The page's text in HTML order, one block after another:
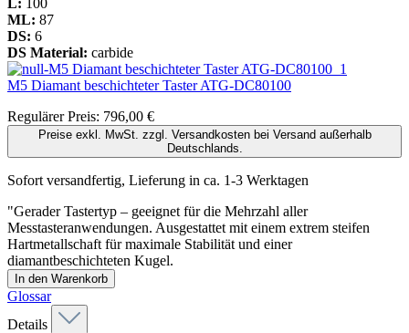
ML: 87
DS: 6
DS Material: carbide
M5 Diamant beschichteter TasterATG-DC80100
Regulärer Preis: 796,00 €
Preise exkl. MwSt. zzgl. Versandkosten bei Versand außerhalb
Deutschlands.
Sofort versandfertig, Lieferung in ca. 1-3 Werktagen
"Gerader Tastertyp – geeignet für die Mehrzahl aller
Messtasteranwendungen. Ausgestattet mit einem extrem steifen
Hartmetallschaft für maximale Stabilität und einer
diamantbeschichteten Kugel.
In den Warenkorb
Glossar
Details